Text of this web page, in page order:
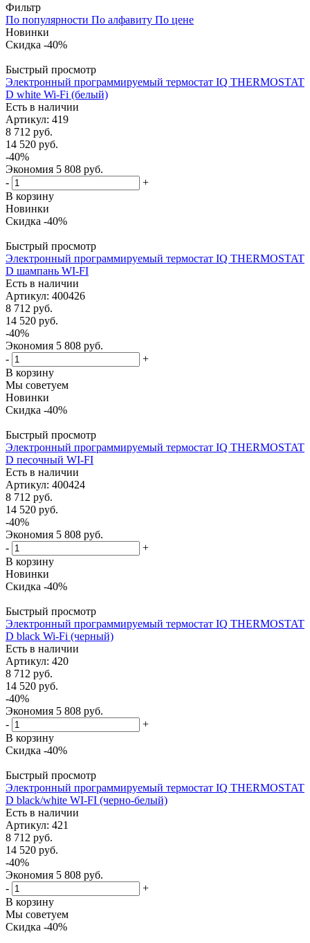
Фильтр
По популярности По алфавиту По цене
Новинки
Скидка -40%
Быстрый просмотр
Электронный программируемый термостат IQ THERMOSTAT
D white Wi-Fi (белый)
Есть в наличии
Артикул: 419
8 712 руб.
14 520 руб.
-40%
Экономия 5 808 руб.
-
+
В корзину
Новинки
Скидка -40%
Быстрый просмотр
Электронный программируемый термостат IQ THERMOSTAT
D шампань WI-FI
Есть в наличии
Артикул: 400426
8 712 руб.
14 520 руб.
-40%
Экономия 5 808 руб.
-
+
В корзину
Мы советуем
Новинки
Скидка -40%
Быстрый просмотр
Электронный программируемый термостат IQ THERMOSTAT
D песочный WI-FI
Есть в наличии
Артикул: 400424
8 712 руб.
14 520 руб.
-40%
Экономия 5 808 руб.
-
+
В корзину
Новинки
Скидка -40%
Быстрый просмотр
Электронный программируемый термостат IQ THERMOSTAT
D black Wi-Fi (черный)
Есть в наличии
Артикул: 420
8 712 руб.
14 520 руб.
-40%
Экономия 5 808 руб.
-
+
В корзину
Скидка -40%
Быстрый просмотр
Электронный программируемый термостат IQ THERMOSTAT
D black/white WI-FI (черно-белый)
Есть в наличии
Артикул: 421
8 712 руб.
14 520 руб.
-40%
Экономия 5 808 руб.
-
+
В корзину
Мы советуем
Скидка -40%